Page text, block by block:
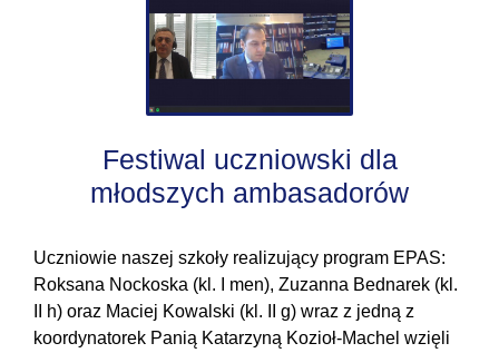
Festiwal uczniowski dla
młodszych ambasadorów
Uczniowie naszej szkoły realizujący program EPAS:
Roksana Nockoska (kl. I men), Zuzanna Bednarek (kl.
II h) oraz Maciej Kowalski (kl. II g) wraz z jedną z
koordynatorek Panią Katarzyną Kozioł-Machel wzięli